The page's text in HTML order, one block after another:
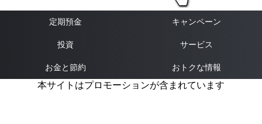
定期預金 キャンペーン
投資 サービス
お金と節約 おトクな情報
本サイトはプロモーションが含まれています